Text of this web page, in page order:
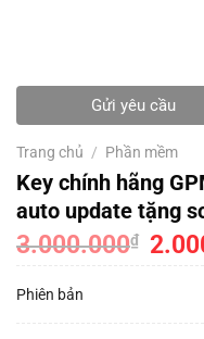
Gửi yêu cầu
Trang chủ / Phần mềm
Key chính hãng
auto update tặng
3.000.000₫
Giá
gốc
Phiên bản